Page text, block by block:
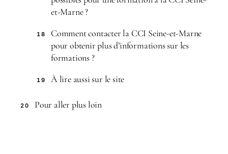
et-Marne ?
18
Comment contacter la CCI Seine-et-Marne
pour obtenir plus d’informations sur les
formations ?
19 À lire aussi sur le site
20 Pour aller plus loin